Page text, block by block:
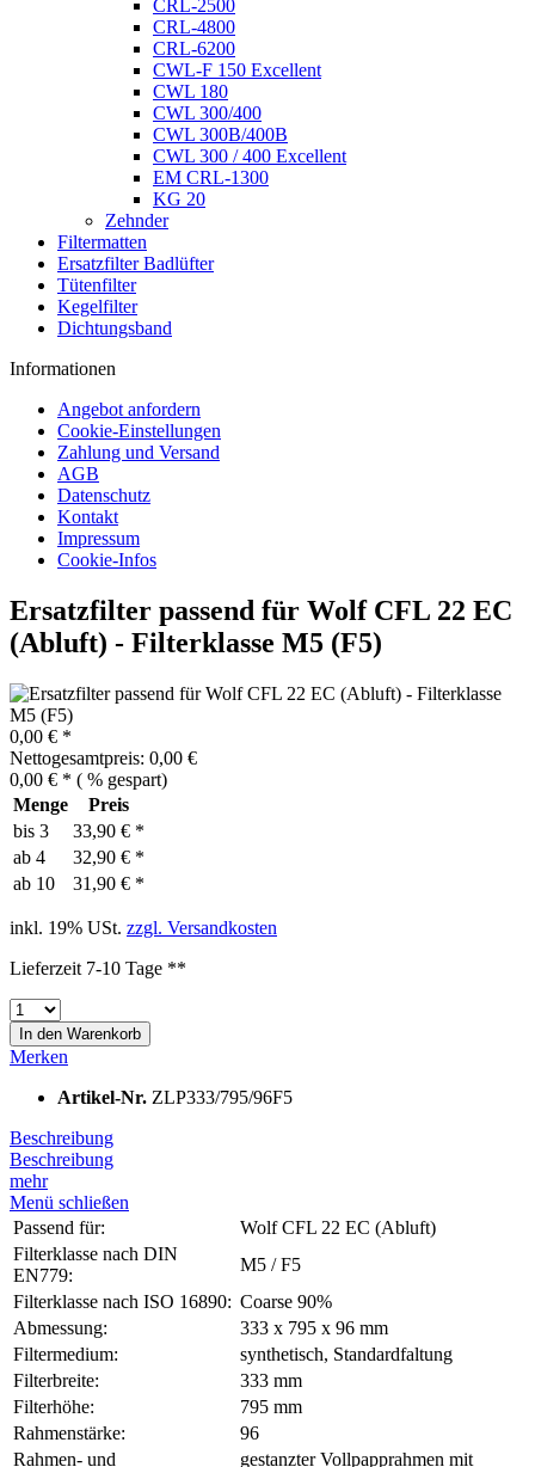
CRL-2500
CRL-4800
CRL-6200
CWL-F 150 Excellent
CWL 180
CWL 300/400
CWL 300B/400B
CWL 300 / 400 Excellent
EM CRL-1300
KG 20
Zehnder
Filtermatten
Ersatzfilter Badlüfter
Tütenfilter
Kegelfilter
Dichtungsband
Informationen
Angebot anfordern
Cookie-Einstellungen
Zahlung und Versand
AGB
Datenschutz
Kontakt
Impressum
Cookie-Infos
Ersatzfilter passend für Wolf CFL 22 EC
(Abluft) - Filterklasse M5 (F5)
0,00 € *
Nettogesamtpreis: 0,00 €
0,00 € * ( % gespart)
Menge
Preis
bis 3
33,90 € *
ab 4
32,90 € *
ab 10 31,90 € *
inkl. 19% USt. zzgl. Versandkosten
Lieferzeit 7-10 Tage **
In den Warenkorb
Merken
Artikel-Nr. ZLP333/795/96F5
Beschreibung
Beschreibung
mehr
Menü schließen
Passend für:
Wolf CFL 22 EC (Abluft)
Filterklasse nach DIN
EN779:
M5 / F5
Filterklasse nach ISO 16890: Coarse 90%
Abmessung:
333 x 795 x 96 mm
Filtermedium:
synthetisch, Standardfaltung
Filterbreite:
333 mm
Filterhöhe:
795 mm
Rahmenstärke:
96
Rahmen- und
gestanzter Vollpapprahmen mit